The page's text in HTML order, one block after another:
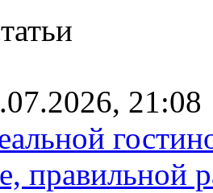
21:08
правильной